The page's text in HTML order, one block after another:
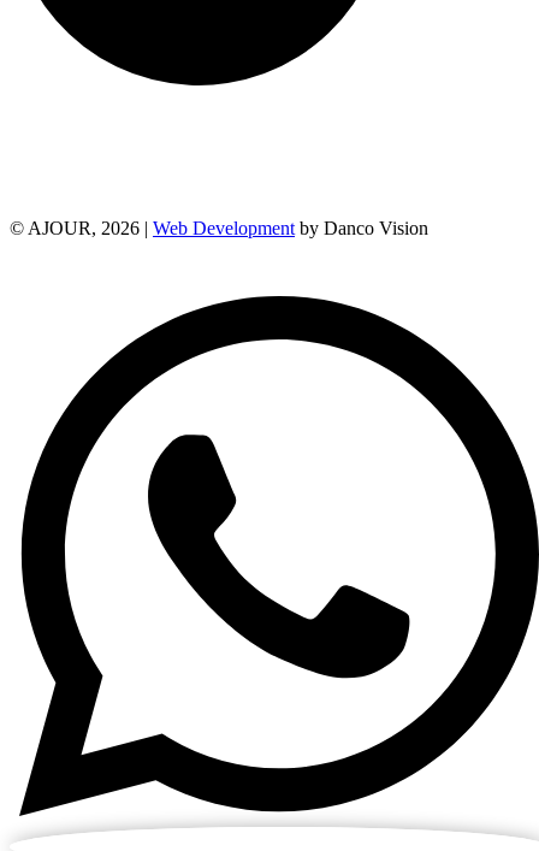
© AJOUR, 2026 | Web Development by Danco Vision